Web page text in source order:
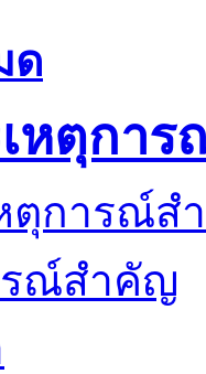
ด
หตุกา
รณ์สำคัญ